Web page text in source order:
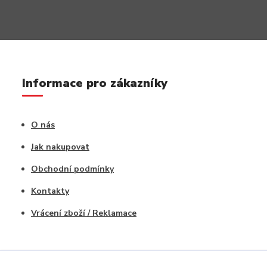
Informace pro zákazníky
O nás
Jak nakupovat
Obchodní podmínky
Kontakty
Vrácení zboží / Reklamace